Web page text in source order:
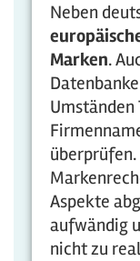
Neben
Marken.
überprüfen.
Aspekte
aufwändig
nicht zu